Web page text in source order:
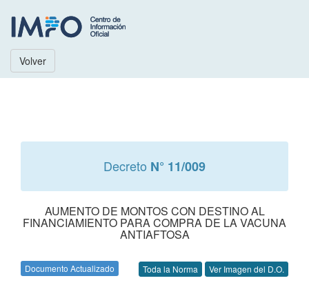
Volver
Decreto N° 11/009
AUMENTO DE MONTOS CON DESTINO AL
FINANCIAMIENTO PARA COMPRA DE LA VACUNA
ANTIAFTOSA
Documento Actualizado Toda la Norma Ver Imagen del D.O.